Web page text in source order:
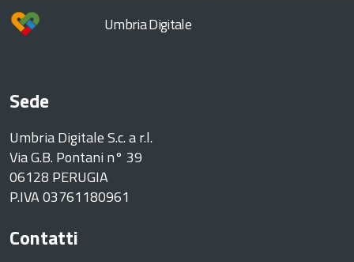
Umbria Digitale
Sede
Umbria Digitale S.c. a r.l.
Via G.B. Pontani n° 39
06128 PERUGIA
P.IVA 03761180961
Contatti